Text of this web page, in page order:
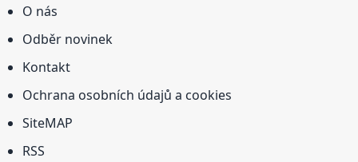
O nás
Odběr novinek
Kontakt
Ochrana osobních údajů a cookies
SiteMAP
RSS